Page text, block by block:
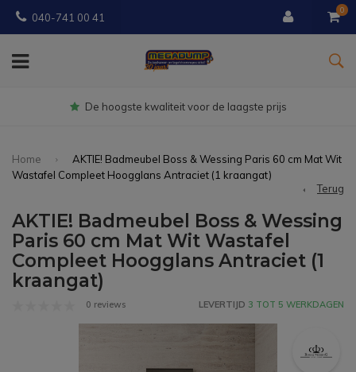
040-741 00 41
0
Gratisbezorgd vanaf € 150
Home
AKTIE! Badmeubel Boss & Wessing Paris 60 cm Mat Wit
Wastafel Compleet Hoogglans Antraciet (1 kraangat)
Terug
AKTIE! Badmeubel Boss & Wessing
Paris 60 cm Mat Wit Wastafel
Compleet Hoogglans Antraciet (1
kraangat)
0 reviews LEVERTIJD 3 TOT 5 WERKDAGEN